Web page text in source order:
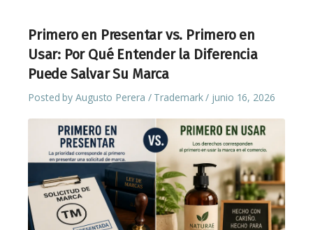
Primero en Presentar vs. Primero en
Usar: Por Qué Entender la Diferencia
Puede Salvar Su Marca
Posted byAugusto Perera Trademark junio 16, 2026